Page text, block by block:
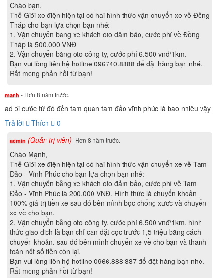
Phanh đĩa trước xe máy điện Xmen Yadea
Sàn xe được thiết kế rộng với bề mặt nhám chống trơn
trượt, bắn bẩn khi di chuyển trên đường.
Chào bạn,
Thế Giới xe điện hiện tại có hai hình thức vận chuyển xe về Đồng
Tháp cho bạn lựa chọn bạn nhé:
1. Vận chuyển bằng xe khách oto đảm bảo, cước phí về Đồng
Tháp là 500.000 VNĐ.
2. Vận chuyển bằng oto công ty, cước phí 6.500 vnđ/1km.
Bạn vui lòng liên hệ hotline 096740.8888 để đặt hàng bạn nhé.
Rất mong phản hồi từ bạn!
manh - Hơn 8 năm trước.
ad ơi cước từ đó đến tam quan tam đảo vĩnh phúc là bao nhiêu vậy
Trả lời
Thích 0
admin (Quản trị viên)- Hơn 8 năm trước.
Chào Mạnh,
Thế Giới xe điện hiện tại có hai hình thức vận chuyển xe về Tam
Đảo - Vĩnh Phúc cho bạn lựa chọn bạn nhé:
1. Vận chuyển bằng xe khách oto đảm bảo, cước phí về Tam
Đảo - Vĩnh Phúc là 200.000 VNĐ. Hình thức là chuyển khoản
100% giá trị tiền xe sau đó bên mình bọc chống xươc và chuyển
xe về cho bạn.
2. Vận chuyển bằng oto công ty, cước phí 6.500 vnđ/1km. hình
thức giao dich là bạn chỉ cần đặt cọc trước 1,5 triệu bằng cách
chuyển khoản, sau đó bên mình chuyển xe về cho bạn và thanh
toán nốt số tiền còn lại.
Bạn vui lòng liên hệ hotline 0966.888.887 để đặt hàng bạn nhé.
Rất mong phản hồi từ bạn!